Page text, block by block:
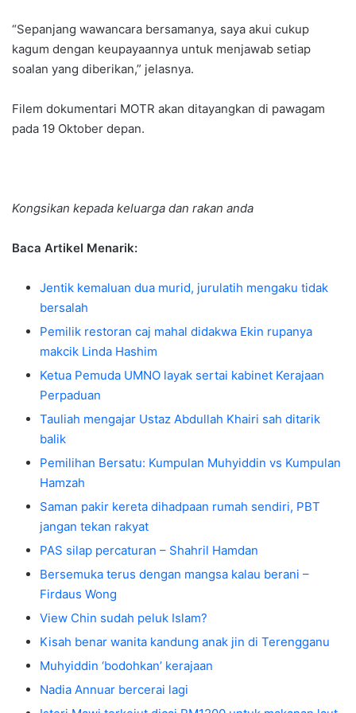
“Sepanjang wawancara bersamanya, saya akui cukup
kagum dengan keupayaannya untuk menjawab setiap
soalan yang diberikan,” jelasnya.
Filem dokumentari MOTR akan ditayangkan di pawagam
pada 19 Oktober depan.
Kongsikan kepada keluarga dan rakan anda
Baca Artikel Menarik:
Jentik kemaluan dua murid, jurulatih mengaku tidak
bersalah
Pemilik restoran caj mahal didakwa Ekin rupanya
makcik Linda Hashim
Ketua Pemuda UMNO layak sertai kabinet Kerajaan
Perpaduan
Tauliah mengajar Ustaz Abdullah Khairi sah ditarik
balik
Pemilihan Bersatu: Kumpulan Muhyiddin vs Kumpulan
Hamzah
Saman pakir kereta dihadpaan rumah sendiri, PBT
jangan tekan rakyat
PAS silap percaturan – Shahril Hamdan
Bersemuka terus dengan mangsa kalau berani –
Firdaus Wong
View Chin sudah peluk Islam?
Kisah benar wanita kandung anak jin di Terengganu
Muhyiddin ‘bodohkan’ kerajaan
Nadia Annuar bercerai lagi